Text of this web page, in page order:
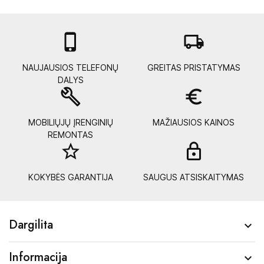

NAUJAUSIOS TELEFONŲ
DALYS
local_shipping
GREITAS PRISTATYMAS
build
MOBILIŲJŲ ĮRENGINIŲ
REMONTAS
euro_symbol
MAŽIAUSIOS KAINOS
star_border
KOKYBĖS GARANTIJA SAUGUS ATSISKAITYMAS
Dargilita 
Informacija 